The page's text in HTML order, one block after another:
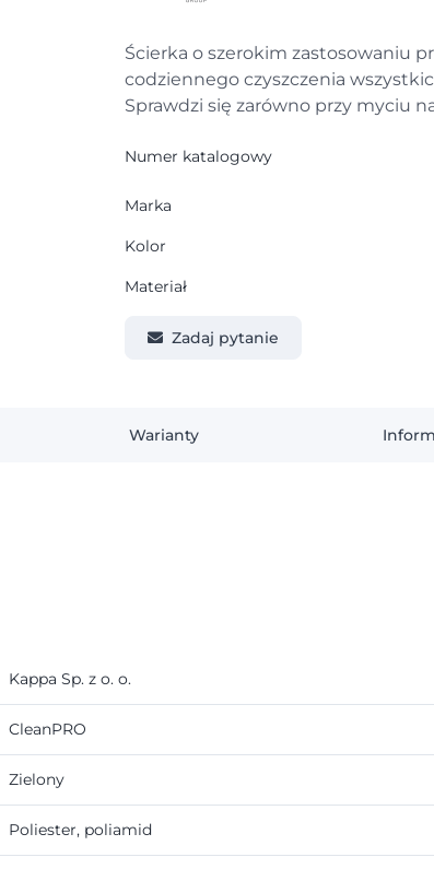
Ścierka o szerokim zastosowaniu
codziennego czyszczenia
Sprawdzi się zarówno przy myciu
Numer katalogowy
Marka
Kolor
Materiał
Zadaj pytanie
Warianty
Kappa Sp. z o. o.
CleanPRO
Zielony
Poliester, poliamid